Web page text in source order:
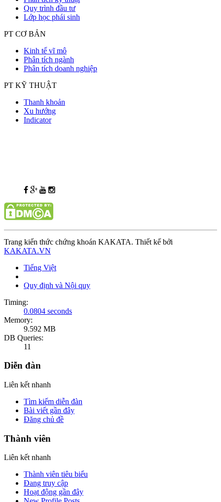
Quy trình đầu tư
Lớp học phái sinh
PT CƠ BẢN
Kinh tế vĩ mô
Phân tích ngành
Phân tích doanh nghiệp
PT KỸ THUẬT
Thanh khoản
Xu hướng
Indicator
Trang kiến thức chứng khoán KAKATA. Thiết kế bởi
KAKATA.VN
Tiếng Việt
Quy định và Nội quy
Timing:
0.0804 seconds
Memory:
9.592 MB
DB Queries:
11
Diễn đàn
Liên kết nhanh
Tìm kiếm diễn đàn
Bài viết gần đây
Đăng chủ đề
Thành viên
Liên kết nhanh
Thành viên tiêu biểu
Đang truy cập
Hoạt động gần đây